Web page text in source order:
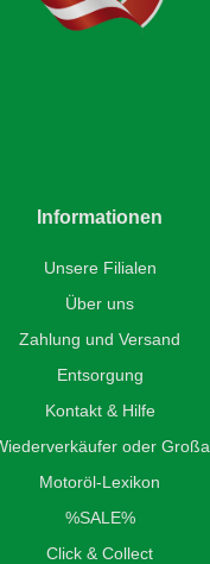
Informationen
Unsere Filialen
Über uns
Zahlung und Versand
Entsorgung
Kontakt & Hilfe
oder
Motoröl-Lexikon
%SALE%
Click & Collect